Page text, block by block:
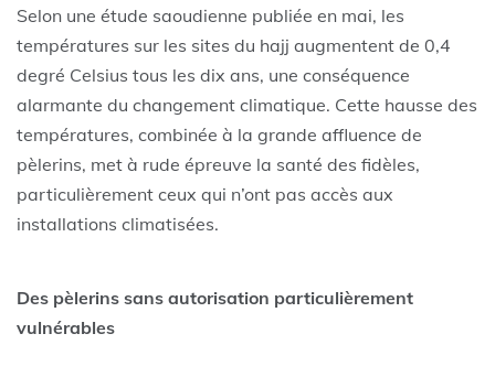
Selon une étude saoudienne publiée en mai, les
températures sur les sites du hajj augmentent de 0,4
degré Celsius tous les dix ans, une conséquence
alarmante du changement climatique. Cette hausse des
températures, combinée à la grande affluence de
pèlerins, met à rude épreuve la santé des fidèles,
particulièrement ceux qui n’ont pas accès aux
installations climatisées.
Des pèlerins sans autorisation particulièrement
vulnérables